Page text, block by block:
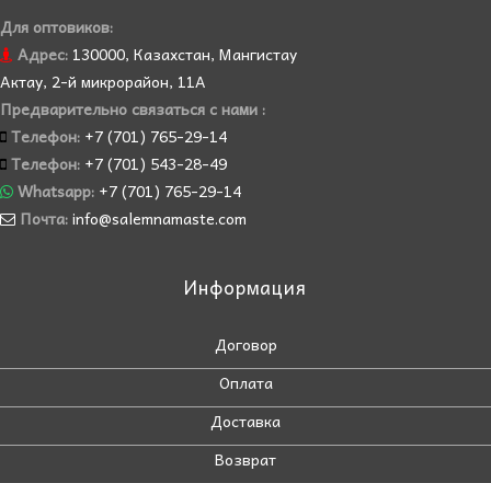
Для оптовиков:
Адрес: 130000, Казахстан, Мангистау
Актау, 2-й микрорайон, 11А
Предварительно связаться с нами :
Телефон: +7 (701) 765-29-14
Телефон: +7 (701) 543-28-49
Whatsapp: +7 (701) 765-29-14
Почта:info@salemnamaste.com
Информация
Договор
Оплата
Доставка
Возврат